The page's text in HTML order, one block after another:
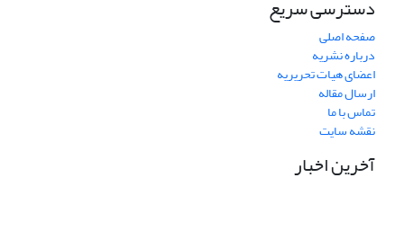
دسترسی سریع
صفحه اصلی
درباره نشریه
اعضای هیات تحریریه
ارسال مقاله
تماس با ما
نقشه سایت
آخرین اخبار